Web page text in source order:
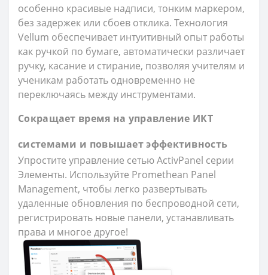
особенно красивые надписи, тонким маркером,
без задержек или сбоев отклика. Технология
Vellum обеспечивает интуитивный опыт работы
как ручкой по бумаге, автоматически различает
ручку, касание и стирание, позволяя учителям и
ученикам работать одновременно не
переключаясь между инструментами.
Сокращает время на управление ИКТ
системами и повышает эффективность
Упростите управление сетью ActivPanel серии
Элементы. Используйте Promethean Panel
Management, чтобы легко развертывать
удаленные обновления по беспроводной сети,
регистрировать новые панели, устанавливать
права и многое другое!